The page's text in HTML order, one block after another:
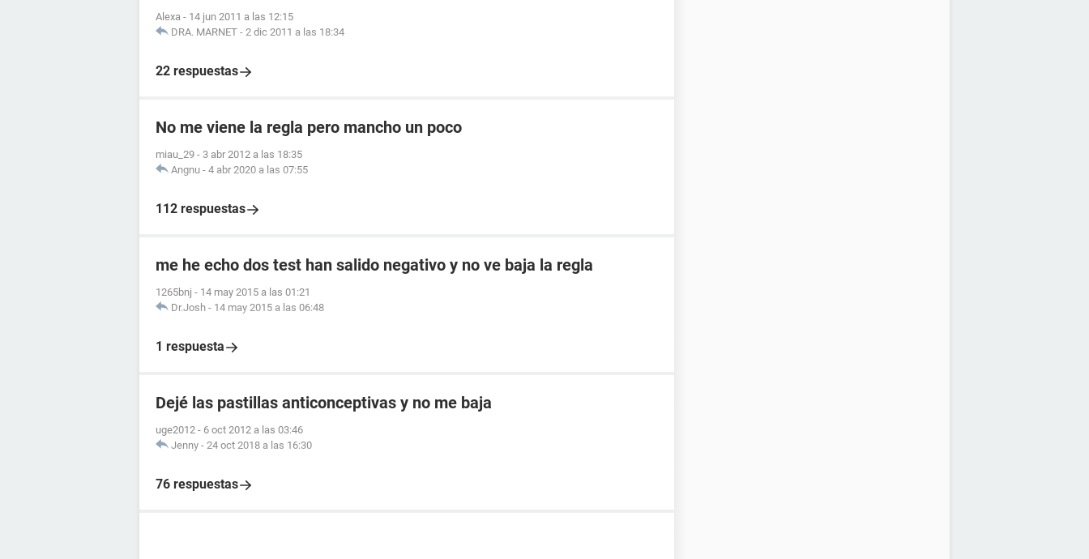
Alexa - 14 jun 2011 a las 12:15
DRA. MARNET - 2 dic 2011 a las 18:34
22 respuestas
No me viene la regla pero mancho un poco
miau_29 - 3 abr 2012 a las 18:35
Angnu - 4 abr 2020 a las 07:55
112 respuestas
me he echo dos test han salido negativo y no ve baja la regla
1265bnj - 14 may 2015 a las 01:21
Dr.Josh - 14 may 2015 a las 06:48
1 respuesta
Dejé las pastillas anticonceptivas y no me baja
uge2012 - 6 oct 2012 a las 03:46
Jenny - 24 oct 2018 a las 16:30
76 respuestas